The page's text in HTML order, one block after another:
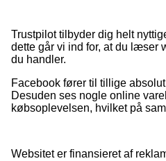
Trustpilot tilbyder dig helt
dette går vi ind for, at du læser
du handler.
Facebook fører til tillige
Desuden ses nogle online
købsoplevelsen, hvilket på
Websitet er finansieret af